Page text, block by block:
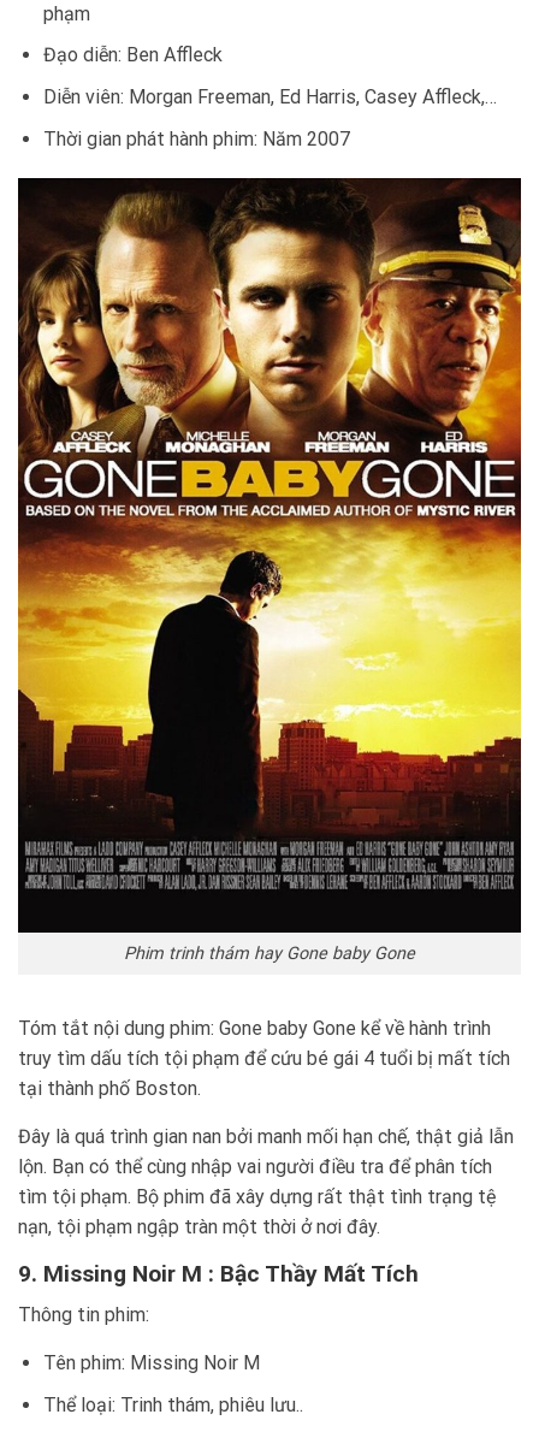
phạm
Đạo diễn: Ben Affleck
Diễn viên: Morgan Freeman, Ed Harris, Casey Affleck,…
Thời gian phát hành phim: Năm 2007
Phim trinh thám hay Gone baby Gone
Tóm tắt nội dung phim: Gone baby Gone kể về hành trình
truy tìm dấu tích tội phạm để cứu bé gái 4 tuổi bị mất tích
tại thành phố Boston.
Đây là quá trình gian nan bởi manh mối hạn chế, thật giả lẫn
lộn. Bạn có thể cùng nhập vai người điều tra để phân tích
tìm tội phạm. Bộ phim đã xây dựng rất thật tình trạng tệ
nạn, tội phạm ngập tràn một thời ở nơi đây.
9. Missing Noir M : Bậc Thầy Mất Tích
Thông tin phim:
Tên phim: Missing Noir M
Thể loại: Trinh thám, phiêu lưu..